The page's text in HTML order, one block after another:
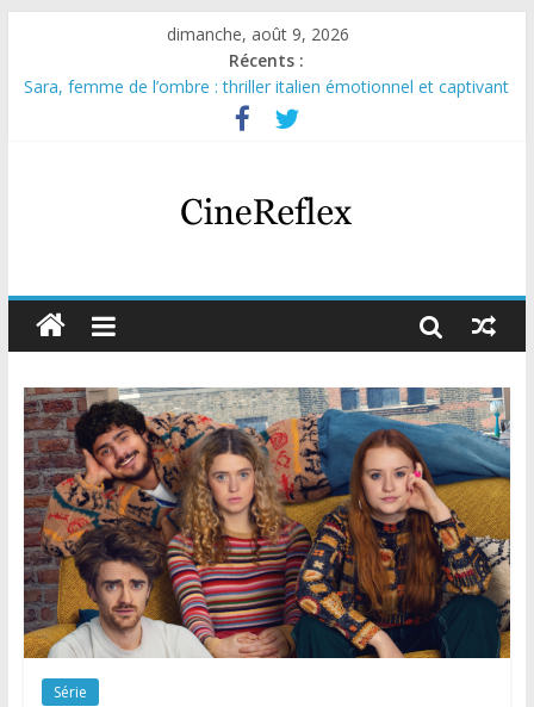
dimanche, août 9, 2026
Récents :
Sara, femme de l’ombre : thriller italien émotionnel et captivant
Journal d’une fille larguée : nouvelle série suédoise sur Netflix
Aema : mini-série sur le tournage d’un film érotique devenu
Glass Heart : excellente série musicale avec Takeru Satō
Olympo, saison 1 : nouvelle série qui séduira les fans de
Série